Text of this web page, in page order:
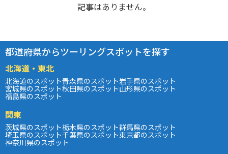
記事はありません。
都道府県からツーリングスポットを探す
北海道・東北
北海道のスポット青森県のスポット岩手県のスポット
宮城県のスポット秋田県のスポット山形県のスポット
福島県のスポット
関東
茨城県のスポット栃木県のスポット群馬県のスポット
埼玉県のスポット千葉県のスポット東京都のスポット
神奈川県のスポット